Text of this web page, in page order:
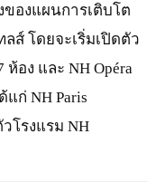
ของแผนการเติบโต
ส์ โดยจะเริ่มเปิดตัว
อง และ NH Opéra
ก่ NH Paris
โรงแรม NH